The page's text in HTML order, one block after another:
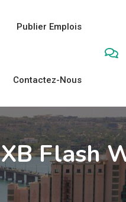
Publier Emplois
Contactez-Nous
Flash